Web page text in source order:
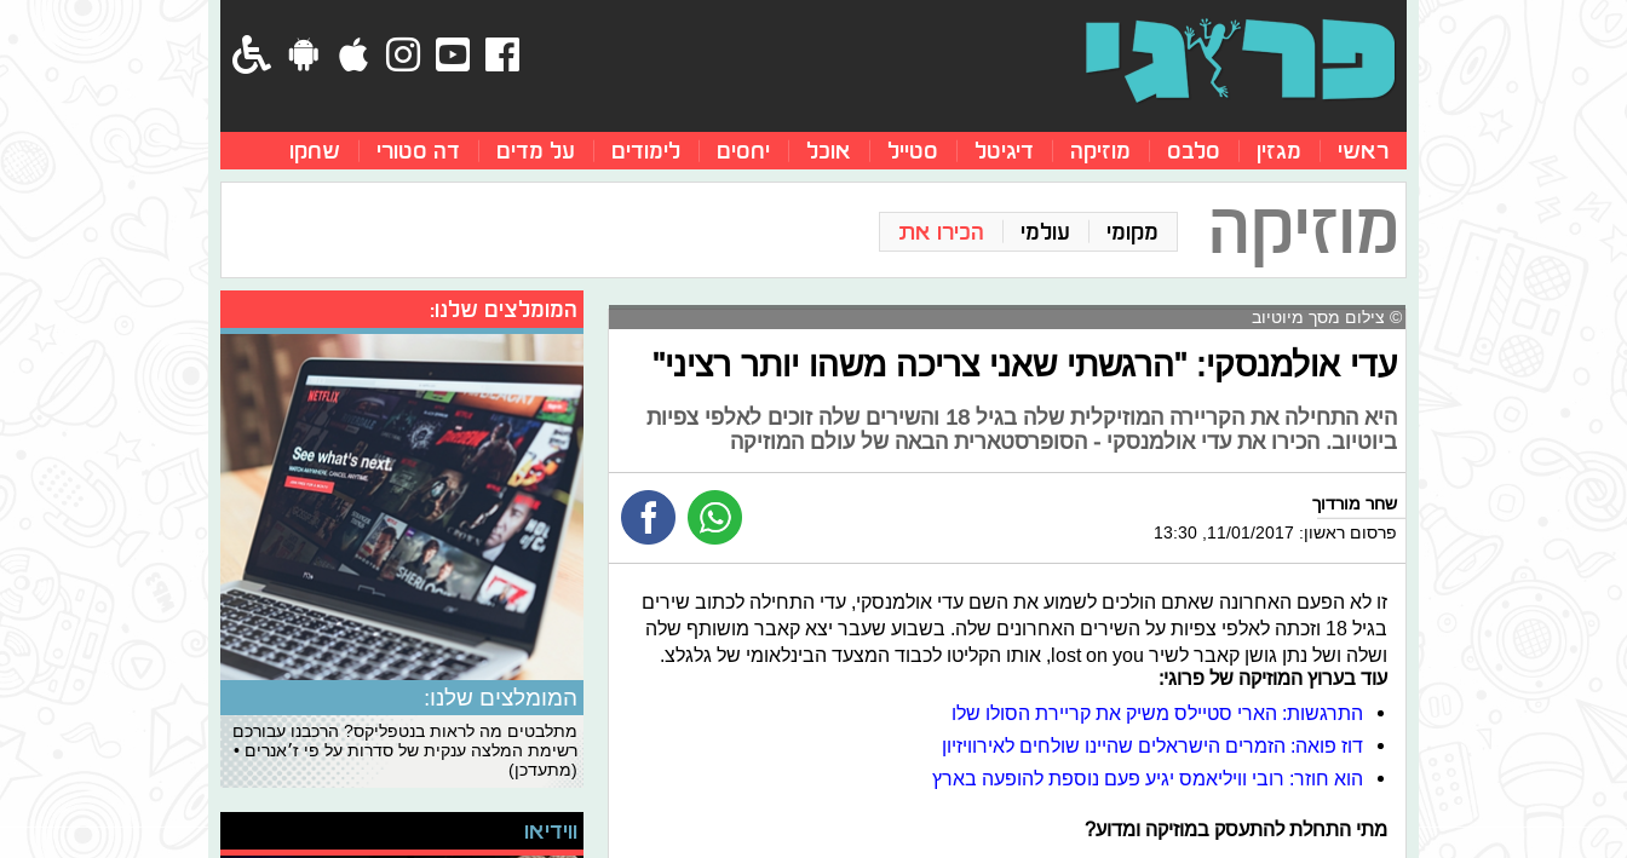
ראשי מגזין סלבס מוזיקה דיגיטל סטייל אוכל יחסים לימודים על מדים דה סטורי שחקו
מוזיקה מקומי עולמי הכירו את
© צילום מסך מיוטיוב
עדי אולמנסקי: "הרגשתי שאני צריכה משהו יותר רציני"
היא התחילה את הקריירה המוזיקלית שלה בגיל 18 והשירים שלה זוכים לאלפי צפיות
ביוטיוב. הכירו את עדי אולמנסקי - הסופרסטארית הבאה של עולם המוזיקה
שחר מורדוך
פרסום ראשון: 11/01/2017, 13:30
זו לא הפעם האחרונה שאתם הולכים לשמוע את השם עדי אולמנסקי, עדי התחילה לכתוב שירים
בגיל 18 וזכתה לאלפי צפיות על השירים האחרונים שלה. בשבוע שעבר יצא קאבר מושותף שלה
ושלה ושל נתן גושן קאבר לשיר lost on you, אותו הקליטו לכבוד המצעד הבינלאומי של גלגלצ.
עוד בערוץ המוזיקה של פרוגי:
התרגשות: הארי סטיילס משיק את קריירת הסולו שלו
דוז פואה: הזמרים הישראלים שהיינו שולחים לאירוויזיון
הוא חוזר: רובי וויליאמס יגיע פעם נוספת להופעה בארץ
מתי התחלת להתעסק במוזיקה ומדוע?
המומלצים שלנו:
המומלצים שלנו:
מתלבטים מה לראות בנטפליקס? הרכבנו עבורכם
רשימת המלצה ענקית של סדרות על פי ז׳אנרים •
(מתעדכן)
ווידיאו